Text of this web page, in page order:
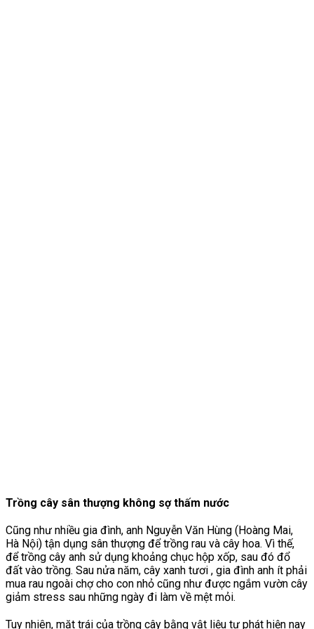
Trồng cây sân thượng không sợ thấm nước
Cũng như nhiều gia đình, anh Nguyễn Văn Hùng (Hoàng Mai,
Hà Nội) tận dụng sân thượng để trồng rau và cây hoa. Vì thế,
để trồng cây anh sử dụng khoảng chục hộp xốp, sau đó đổ
đất vào trồng. Sau nửa năm, cây xanh tươi , gia đình anh ít phải
mua rau ngoài chợ cho con nhỏ cũng như được ngắm vườn cây
giảm stress sau những ngày đi làm về mệt mỏi.
Tuy nhiên, mặt trái của trồng cây bằng vật liệu tự phát hiện nay